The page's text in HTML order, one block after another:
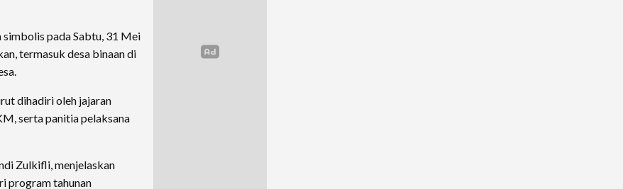
simbolis pada Sabtu, 31 Mei
termasuk desa binaan di
dihadiri oleh jajaran
serta panitia pelaksana
Zulkifli, menjelaskan
program tahunan